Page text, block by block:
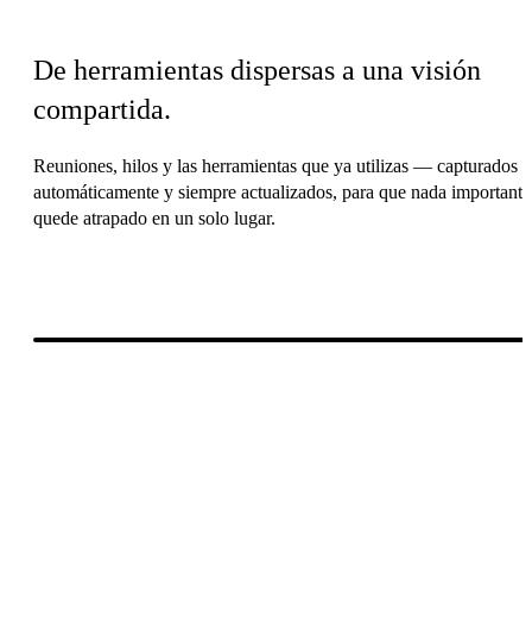
De herramientas dispersas a una visión
compartida.
Reuniones, hilos y las herramientas que ya utilizas — capturados
automáticamente y siempre actualizados, para que nada importante
quede atrapado en un solo lugar.